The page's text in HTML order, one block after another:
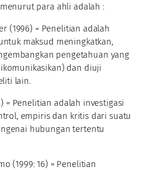
para ahli adalah :
(1996) = Penelitian adalah
maksud meningkatkan,
pengetahuan yang
dan diuji
lain.
= Penelitian adalah investigasi
empiris dan kritis dari suatu
hubungan tertentu
(1999: 16) = Penelitian